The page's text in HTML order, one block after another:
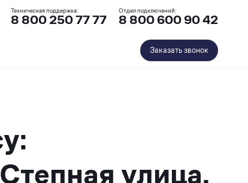
Техническая поддержка:
8 800 250 77 77
Отдел подключений:
8 800 600 90 42
Заказать звонок
улица,